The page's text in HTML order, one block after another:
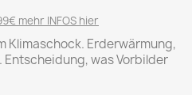
mehr INFOS hier
Klimaschock. Erderwärmung,
was Vorbilder